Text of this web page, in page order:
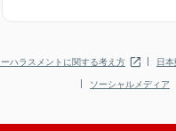
ハラスメントに関する考え方
日
ソーシャルメディア